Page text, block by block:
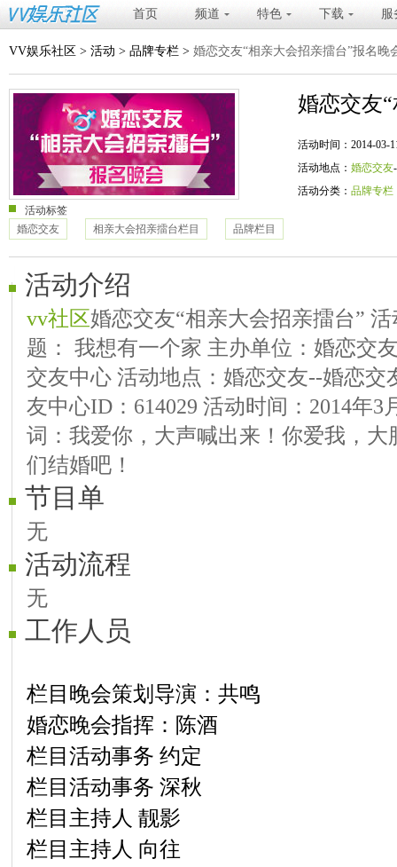
首页 频道 特色 下载 服
VV娱乐社区 > 活动 > 品牌专栏 > 婚恋交友“相亲大会招亲擂台”报名晚
婚恋交友
活动时间：2014-03-
活动地点： 婚恋交友
活动分类： 品牌专栏
活动标签
婚恋交友
相亲大会招亲擂台栏目 品牌栏目
活动介绍
vv社区婚恋交友“相亲大会招亲擂台”
题： 我想有一个家 主办单位：婚恋交
交友中心 活动地点：婚恋交友--婚恋交
友中心ID：614029 活动时间：2014年3
词：我爱你，大声喊出来！你爱我，
们结婚吧！
节目单
无
活动流程
无
工作人员
栏目晚会策划导演：共鸣
婚恋晚会指挥：陈酒
栏目活动事务 约定
栏目活动事务 深秋
栏目主持人 靓影
栏目主持人 向往